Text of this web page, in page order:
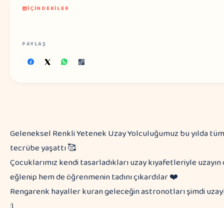
İÇINDEKILER
PAYLAŞ
Geleneksel Renkli Yetenek Uzay Yolculuğumuz bu yılda
tecrübe yaşattı 🥰
Çocuklarımız kendi tasarladıkları uzay kıyafetleriyle
eğlenip hem de öğrenmenin tadını çıkardılar ❤️
Rengarenk hayaller kuran geleceğin astronotları şimdi